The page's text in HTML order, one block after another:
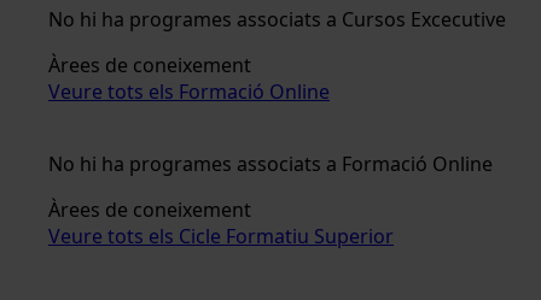
No hi ha programes associats a Cursos Excecutive
Àrees de coneixement
Veure tots els Formació Online
No hi ha programes associats a Formació Online
Àrees de coneixement
Veure tots els Cicle Formatiu Superior